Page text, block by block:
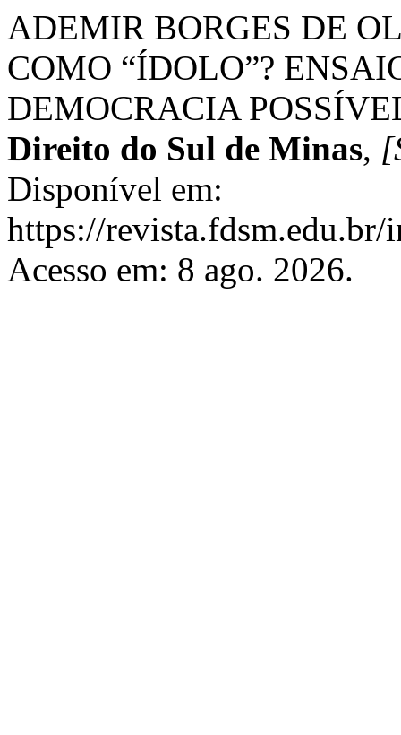
ADEMIR BORGES DE
COMO “ÍDOLO”?
DEMOCRACIA
Direito do Sul de Minas,
Disponível em:
https://
Acesso em: 8 ago. 2026.